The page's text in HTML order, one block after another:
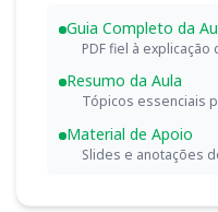
Guia Completo da
PDF fiel à
Resumo da Aula
Tópicos essenciais
Material de Apoio
Slides e anotações